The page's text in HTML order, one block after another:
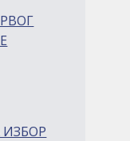
ИЗБОР